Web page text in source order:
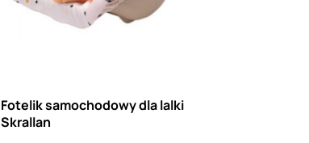
Fotelik samochodowy dla lalki
Skrallan